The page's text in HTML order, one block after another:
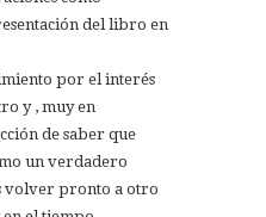
del libro en
por el interés
y , muy en
de saber que
un verdadero
volver pronto a otro